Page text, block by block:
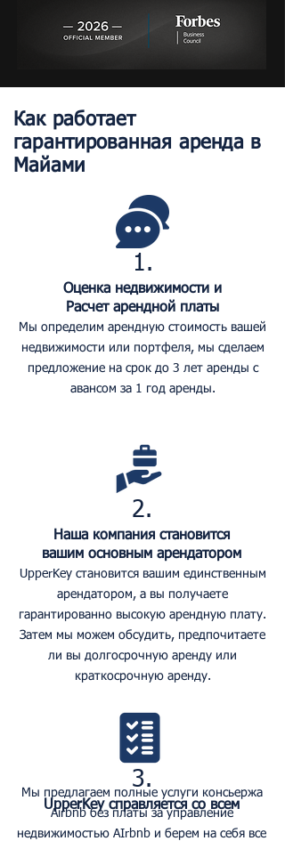
Как работает
гарантированная аренда в
Майами
1.
Оценка недвижимости и
Расчет арендной платы
Мы определим арендную стоимость вашей
недвижимости или портфеля, мы сделаем
предложение на срок до 3 лет аренды с
авансом за 1 год аренды.
Мы предлагаем полные услуги консьержа
Airbnb без платы за управление
недвижимостью AIrbnb и берем на себя все
2.
Наша компания становится
вашим основным арендатором
UpperKey становится вашим единственным
арендатором, а вы получаете
гарантированно высокую арендную плату.
Затем мы можем обсудить, предпочитаете
ли вы долгосрочную аренду или
краткосрочную аренду.
3.
UpperKey справляется со всем